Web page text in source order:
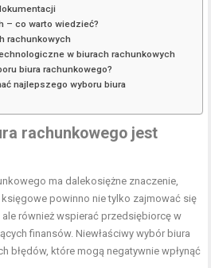
– co warto wiedzieć?
rachunkowych
w biurach rachunkowych
biura rachunkowego?
najlepszego wyboru biura
rachunkowego jest
ma dalekosiężne znaczenie,
powinno nie tylko zajmować się
ale również wspierać przedsiębiorcę w
finansów. Niewłaściwy wybór biura
błędów, które mogą negatywnie wpłynąć